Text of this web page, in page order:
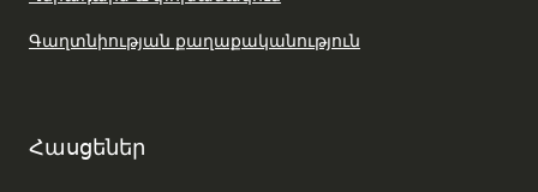
Գաղտնիության քաղաքականություն
Հասցեներ